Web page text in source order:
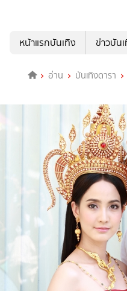
หน้าแรกบันเทิง
ข่าวบัน
อ่าน บันเทิงดารา